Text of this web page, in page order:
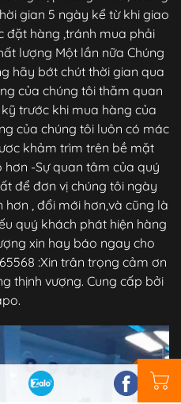
gian 5 ngày kể từ khi giao
đặt hàng ,tránh mua phải
lượng Một lần nữa Chúng
hãy bớt chút thời gian qua
của chúng tôi thăm quan
trước khi mua hàng của
của chúng tôi luôn có mác
khảm trìm trên bề mặt
-Sự quan tâm của quý
để đơn vị chúng tôi ngày
, đổi mới hơn,và cũng là
quý khách phát hiện hàng
xin hay báo ngay cho
:Xin trân trọng cảm ơn
thịnh vượng. Cung cấp bởi